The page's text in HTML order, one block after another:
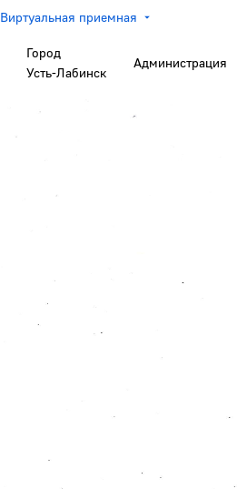
Виртуальная приемная
Город
Усть-Лабинск
Администрация